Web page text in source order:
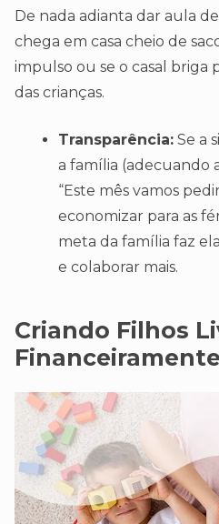
De nada adianta dar aula
chega em casa cheio de
impulso ou se o casal briga
das crianças.
Transparência: Se a
a família (adecuando
“Este mês vamos
economizar para as
meta da família faz
e colaborar mais.
Criando Filhos
Financeiramente